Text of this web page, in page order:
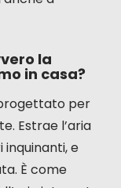
si installa più
parete, il
già il loro
tutto per
di una
se è